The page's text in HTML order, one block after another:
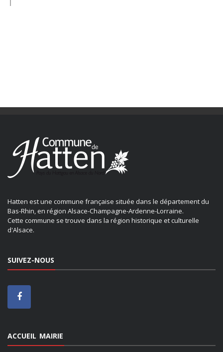
Hatten est une commune française située dans le département du
Bas-Rhin, en région Alsace-Champagne-Ardenne-Lorraine.
Cette commune se trouve dans la région historique et culturelle
d'Alsace.
SUIVEZ-NOUS
ACCUEIL MAIRIE